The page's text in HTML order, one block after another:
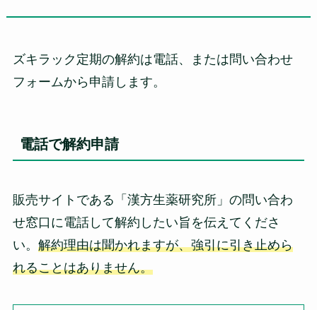
ズキラック定期の解約は電話、または問い合わせ
フォームから申請します。
電話で解約申請
販売サイトである「漢方生薬研究所」の問い合わ
せ窓口に電話して解約したい旨を伝えてくださ
い。 解約理由は聞かれますが、強引に引き止めら
れることはありません。